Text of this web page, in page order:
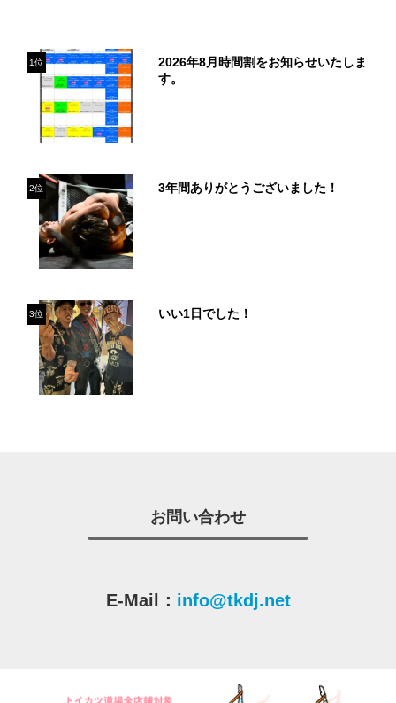
1位
2026年8月時間割をお知らせいたしま
す。
2位 3年間ありがとうございました！
3位 いい1日でした！
お問い合わせ
E-Mail： info@tkdj.net